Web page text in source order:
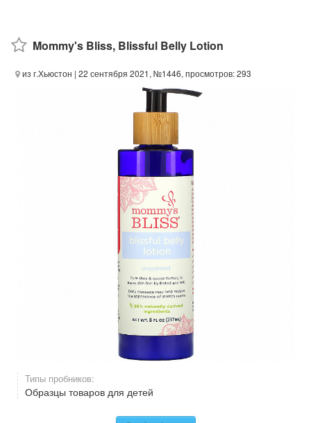
Mommy's Bliss, Blissful Belly Lotion
из г.Хьюстон | 22 сентября 2021, №1446, просмотров: 293
Типы пробников:
Образцы товаров для детей